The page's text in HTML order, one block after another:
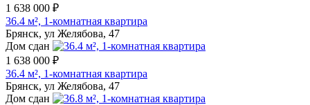
1 638 000 ₽
36.4 м², 1-комнатная квартира
Брянск, ул Желябова, 47
Дом сдан
1 638 000 ₽
36.4 м², 1-комнатная квартира
Брянск, ул Желябова, 47
Дом сдан